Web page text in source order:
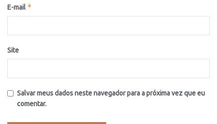
E-mail *
Site
Salvar meus dados neste navegador para a próxima vez que eu
comentar.